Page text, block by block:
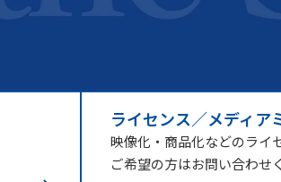
ライセンス／メディア
映像化・商品化などのライ
ご希望の方はお問い合わせ